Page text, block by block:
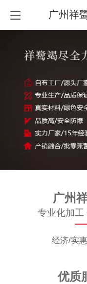
广州祥
广州
专业化加工
经济/实
优质